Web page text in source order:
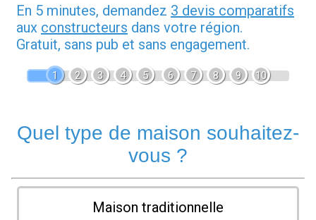
En 5 minutes, demandez 3 devis comparatifs
aux constructeurs dans votre région.
Gratuit, sans pub et sans engagement.
1 2 3 4 5 6 7 8 9 10
Quel type de maison souhaitez-
vous ?
Maison traditionnelle